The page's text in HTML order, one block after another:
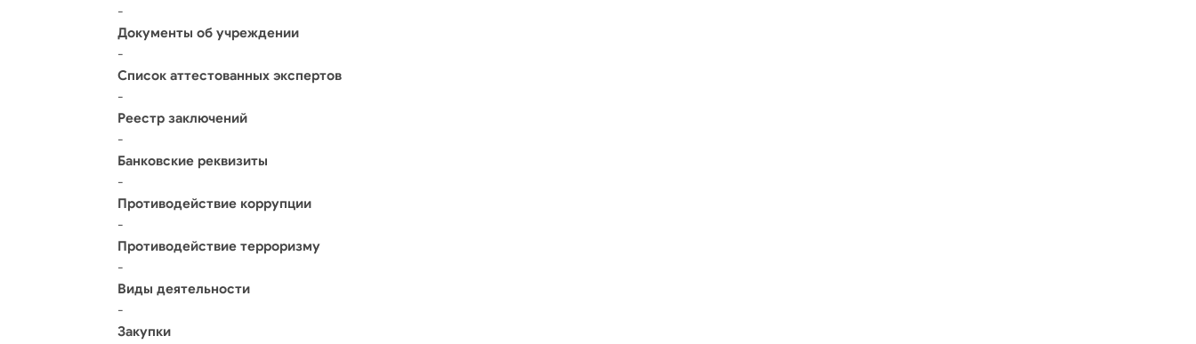
-
Документы об учреждении
-
Список аттестованных экспертов
-
Реестр заключений
-
Банковские реквизиты
-
Противодействие коррупции
-
Противодействие терроризму
-
Виды деятельности
-
Закупки